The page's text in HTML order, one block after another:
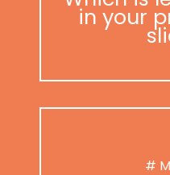
in your
#